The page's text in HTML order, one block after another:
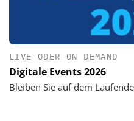
LIVE ODER ON DEMAND
Digitale Events 2026
Bleiben Sie auf dem